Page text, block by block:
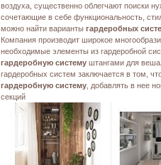
воздуха, существенно облегчают поиски
сочетающие в себе функциональность,
можно найти вариантыгардеробных
Компания производит широкое
необходимые элементы из гардеробной
гардеробную систему штангами для
гардеробных систем заключается в том,
гардеробную систему , добавлять в нее